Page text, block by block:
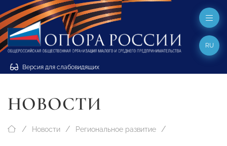
Версия для слабовидящих
RU
НОВОСТИ
Новости Региональное развитие